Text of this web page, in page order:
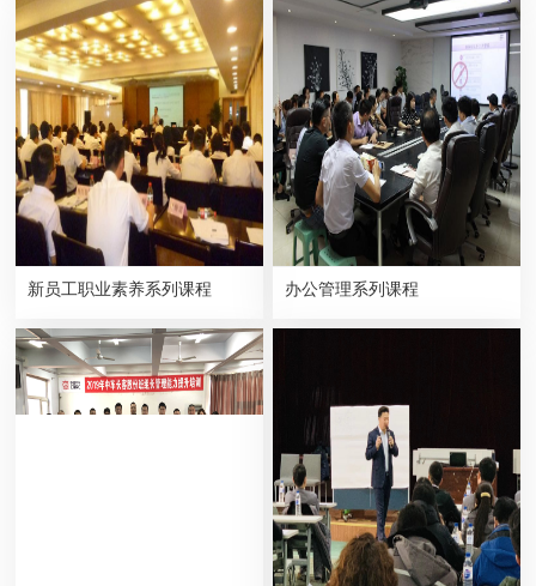
新员工职业素养系列课程 办公管理系列课程